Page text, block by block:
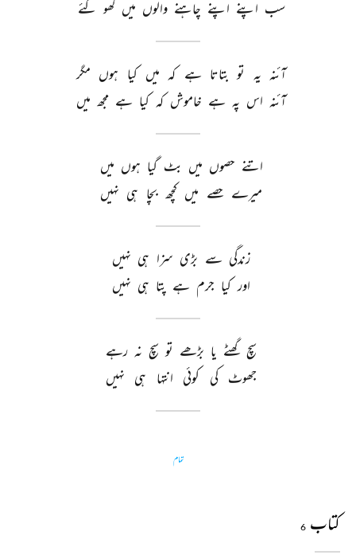
سب اپنے اپنے چاہنے والوں میں کھو گئے
آئنہ یہ تو بتاتا ہے کہ میں کیا ہوں مگر
آئنہ اس پہ ہے خاموش کہ کیا ہے مجھ میں
اتنے حصوں میں بٹ گیا ہوں میں
میرے حصے میں کچھ بچا ہی نہیں
زندگی سے بڑی سزا ہی نہیں
اور کیا جرم ہے پتا ہی نہیں
سچ گھٹے یا بڑھے تو سچ نہ رہے
جھوٹ کی کوئی انتہا ہی نہیں
تمام
کتاب 6